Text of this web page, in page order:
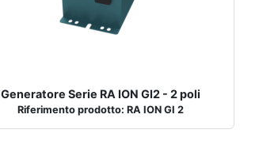
Generatore Serie RA ION GI2 - 2 poli
Riferimento prodotto: RA ION GI 2